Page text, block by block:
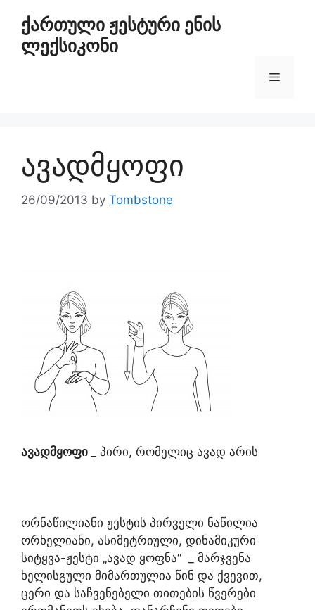
ქართული ჟესტური ენის
ლექსიკონი
ავადმყოფი
26/09/2013 by Tombstone
ავადმყოფი _ პირი, რომელიც ავად არის
ორნაწილიანი ჟესტის პირველი ნაწილია
ორხელიანი, ასიმეტრიული, დინამიკური
სიტყვა-ჟესტი „ავად ყოფნა“ _ მარჯვენა
ხელისგული მიმართულია წინ და ქვევით,
ცერი და საჩვენებელი თითების წვერები